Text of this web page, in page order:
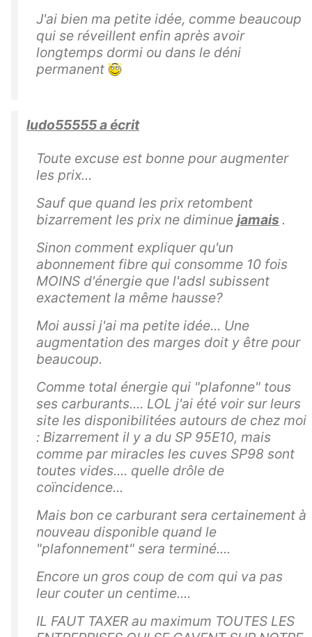
J'ai bien ma petite idée, comme beaucoup
qui se réveillent enfin après avoir
longtemps dormi ou dans le déni
permanent
ludo55555 a écrit
Toute excuse est bonne pour augmenter
les prix...
Sauf que quand les prix retombent
bizarrement les prix ne diminue jamais .
Sinon comment expliquer qu'un
abonnement fibre qui consomme 10 fois
MOINS d'énergie que l'adsl subissent
exactement la même hausse?
Moi aussi j'ai ma petite idée... Une
augmentation des marges doit y être pour
beaucoup.
Comme total énergie qui "plafonne" tous
ses carburants.... LOL j'ai été voir sur leurs
site les disponibilitées autours de chez moi
: Bizarrement il y a du SP 95E10, mais
comme par miracles les cuves SP98 sont
toutes vides.... quelle drôle de
coïncidence...
Mais bon ce carburant sera certainement à
nouveau disponible quand le
"plafonnement" sera terminé....
Encore un gros coup de com qui va pas
leur couter un centime....
IL FAUT TAXER au maximum TOUTES LES